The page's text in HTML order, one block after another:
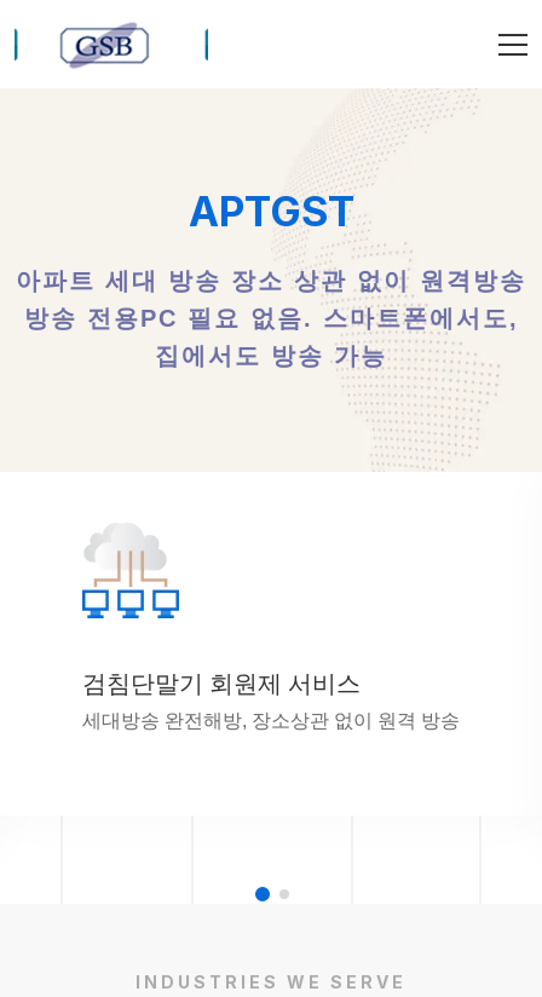
APTGST
아파트 세대 방송 장소 상관 없이 원격방송
방송 전용PC 필요 없음. 스마트폰에서도,
집에서도 방송 가능
검침단말기 회원제 서비스
세대방송 완전해방, 장소상관 없이 원격 방송
INDUSTRIES WE SERVE